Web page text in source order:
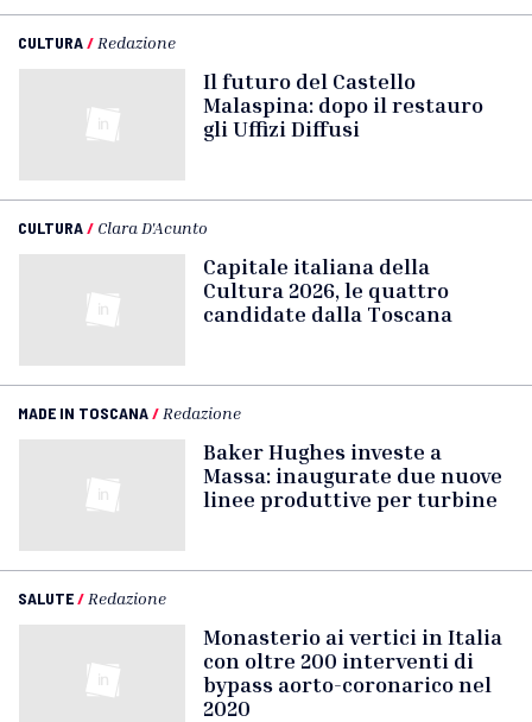
CULTURA/ Redazione
Il futuro del Castello
Malaspina: dopo il restauro
gli Uffizi Diffusi
CULTURA/ Clara D'Acunto
Capitale italiana della
Cultura 2026, le quattro
candidate dalla Toscana
MADE IN TOSCANA/ Redazione
Baker Hughes investe a
Massa: inaugurate due nuove
linee produttive per turbine
SALUTE/ Redazione
Monasterio ai vertici in Italia
con oltre 200 interventi di
bypass aorto-coronarico nel
2020